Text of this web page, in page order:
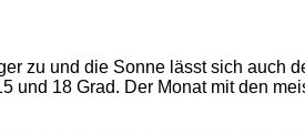
zu und die Sonne lässt sich auch
18 Grad. Der Monat mit den